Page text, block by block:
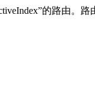
的路由。路